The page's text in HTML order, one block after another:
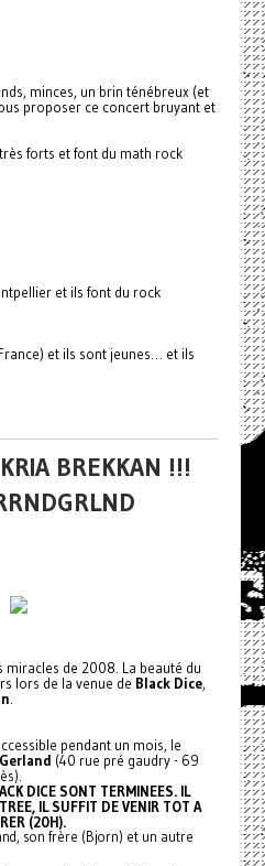
minces, un brin ténébreux (et
proposer ce concert bruyant et
forts et font du math rock
et ils font du rock
et ils sont jeunes… et ils
BREKKAN !!!
miracles de 2008. La beauté du
lors de la venue de Black Dice,
pendant un mois, le
(40 rue pré gaudry - 69
DICE SONT TERMINEES. IL
IL SUFFIT DE VENIR TOT A
(20H).
son frère (Bjorn) et un autre